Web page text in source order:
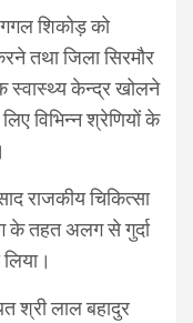
शिकोड़ को
तथा जिला सिरमौर
स्वास्थ्य केन्द्र खोलने
विभिन्न श्रेणियों के
राजकीय चिकित्सा
के तहत अलग से गुर्दा
श्री लाल बहादुर